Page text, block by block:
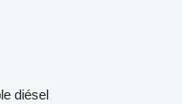
diésel